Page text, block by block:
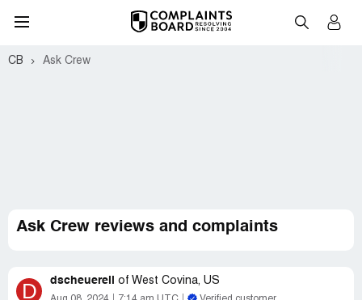
CB Ask Crew
Ask Crew reviews and complaints
D dscheuerell of West Covina, US